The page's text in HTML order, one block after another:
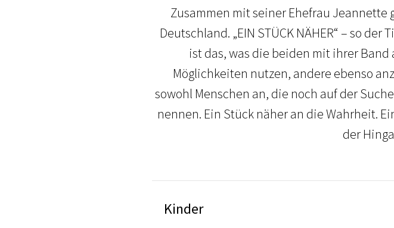
Zusammen mit seiner Ehefrau Jeannette
Deutschland. „EIN STÜCK NÄHER“ – so
ist das, was die beiden mit ihrer
Möglichkeiten nutzen, andere ebenso
sowohl Menschen an, die noch auf der
nennen. Ein Stück näher an die Wahrheit.
der
Kinder